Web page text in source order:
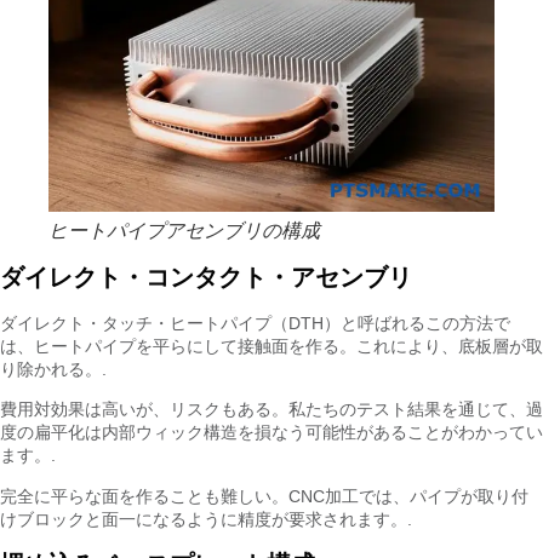
ヒートパイプアセンブリの構成
ダイレクト・コンタクト・アセンブリ
ダイレクト・タッチ・ヒートパイプ（DTH）と呼ばれるこの方法で
は、ヒートパイプを平らにして接触面を作る。これにより、底板層が取
り除かれる。.
費用対効果は高いが、リスクもある。私たちのテスト結果を通じて、過
度の扁平化は内部ウィック構造を損なう可能性があることがわかってい
ます。.
完全に平らな面を作ることも難しい。CNC加工では、パイプが取り付
けブロックと面一になるように精度が要求されます。.